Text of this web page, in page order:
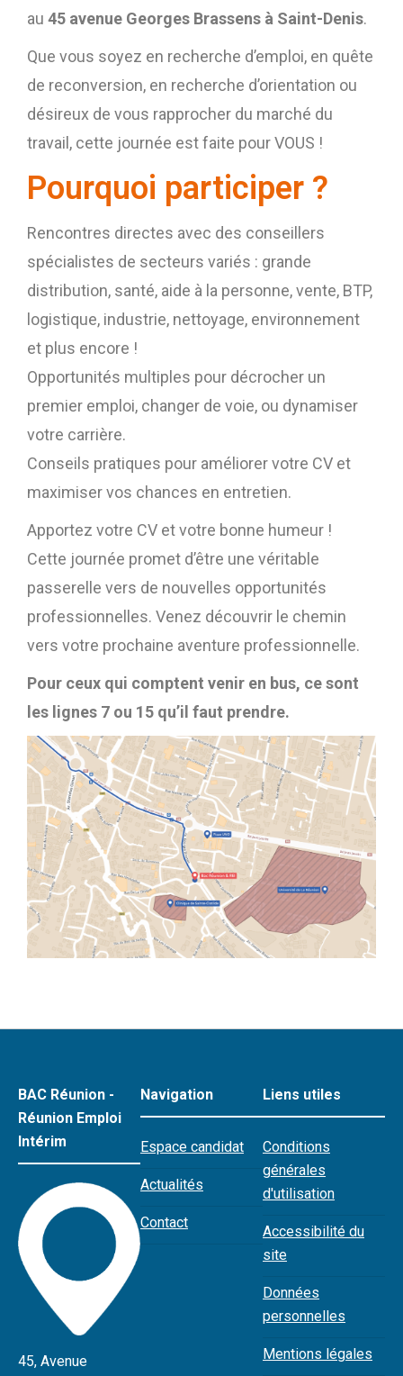
au 45 avenue Georges Brassens à Saint-Denis.
Que vous soyez en recherche d’emploi, en quête
de reconversion, en recherche d’orientation ou
désireux de vous rapprocher du marché du
travail, cette journée est faite pour VOUS !
Pourquoi participer ?
Rencontres directes avec des conseillers
spécialistes de secteurs variés : grande
distribution, santé, aide à la personne, vente, BTP,
logistique, industrie, nettoyage, environnement
et plus encore !
Opportunités multiples pour décrocher un
premier emploi, changer de voie, ou dynamiser
votre carrière.
Conseils pratiques pour améliorer votre CV et
maximiser vos chances en entretien.
Apportez votre CV et votre bonne humeur !
Cette journée promet d’être une véritable
passerelle vers de nouvelles opportunités
professionnelles. Venez découvrir le chemin
vers votre prochaine aventure professionnelle.
Pour ceux qui comptent venir en bus, ce sont
les lignes 7 ou 15 qu’il faut prendre.
BAC Réunion -
Réunion Emploi
Intérim
45, Avenue
Navigation
Espace candidat
Actualités
Contact
Liens utiles
Conditions
générales
d'utilisation
Accessibilité du
site
Données
personnelles
Mentions légales